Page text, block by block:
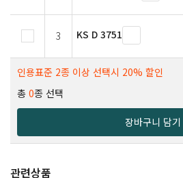
3 KS D 3751
인용표준 2종 이상 선택시 20% 할인
총 0종 선택
장바구니 담기
관련상품